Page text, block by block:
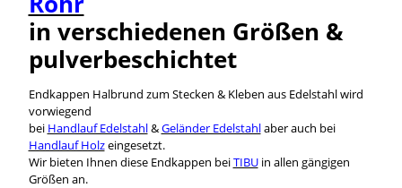
in verschiedenen Größen &
pulverbeschichtet
Endkappen Halbrund zum Stecken & Kleben aus Edelstahl wird
vorwiegend
bei Handlauf Edelstahl&Geländer Edelstahlaber auch bei
Handlauf Holzeingesetzt.
Wir bieten Ihnen diese Endkappen beiTIBUin allen gängigen
Größen an.